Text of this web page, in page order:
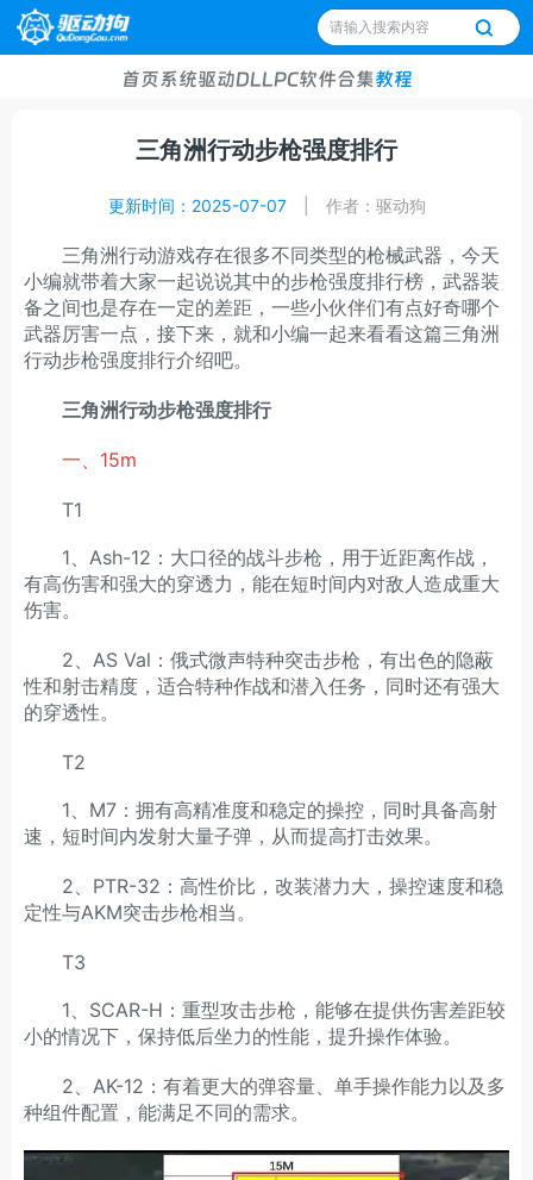
首页系统驱动DLLPC软件合集教程
三角洲行动步枪强度排行
更新时间：2025-07-07 作者：驱动狗
三角洲行动游戏存在很多不同类型的枪械武器，今天
小编就带着大家一起说说其中的步枪强度排行榜，武器装
备之间也是存在一定的差距，一些小伙伴们有点好奇哪个
武器厉害一点，接下来，就和小编一起来看看这篇三角洲
行动步枪强度排行介绍吧。
三角洲行动步枪强度排行
一、15m
T1
1、Ash-12：大口径的战斗步枪，用于近距离作战，
有高伤害和强大的穿透力，能在短时间内对敌人造成重大
伤害。
2、AS Val：俄式微声特种突击步枪，有出色的隐蔽
性和射击精度，适合特种作战和潜入任务，同时还有强大
的穿透性。
T2
1、M7：拥有高精准度和稳定的操控，同时具备高射
速，短时间内发射大量子弹，从而提高打击效果。
2、PTR-32：高性价比，改装潜力大，操控速度和稳
定性与AKM突击步枪相当。
T3
1、SCAR-H：重型攻击步枪，能够在提供伤害差距较
小的情况下，保持低后坐力的性能，提升操作体验。
2、AK-12：有着更大的弹容量、单手操作能力以及多
种组件配置，能满足不同的需求。